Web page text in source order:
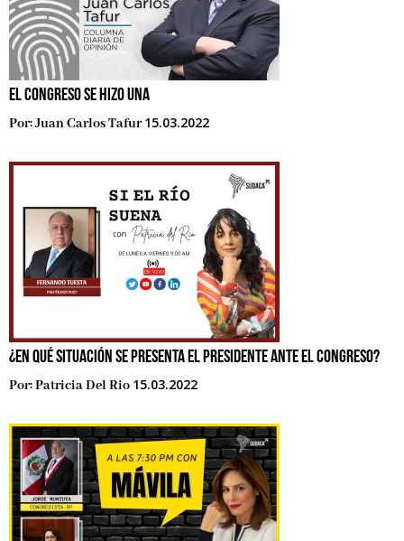
EL CONGRESO SE HIZO UNA
Por:Juan Carlos Tafur 15.03.2022
¿EN QUÉ SITUACIÓN SE PRESENTA EL PRESIDENTE ANTE EL CONGRESO?
Por:Patricia Del Rio 15.03.2022